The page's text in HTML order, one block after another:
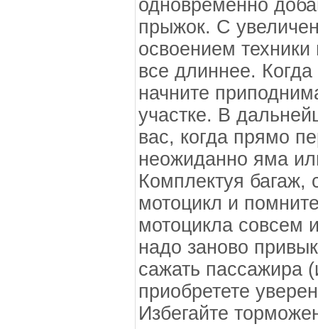
одновременно
прыжок. С
освоением
все длиннее.
начните
участке. В
вас, когда прямо
неожиданно яма
Комплектуя багаж,
мотоцикл и
мотоцикла совсем
надо заново
сажать пассажира
приобретете
Избегайте